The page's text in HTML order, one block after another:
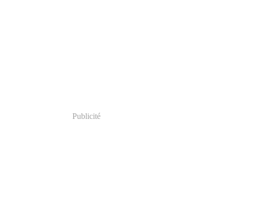
Publicité